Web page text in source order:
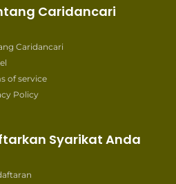
Caridancari
Caridancari
of service
Policy
Syarikat Anda